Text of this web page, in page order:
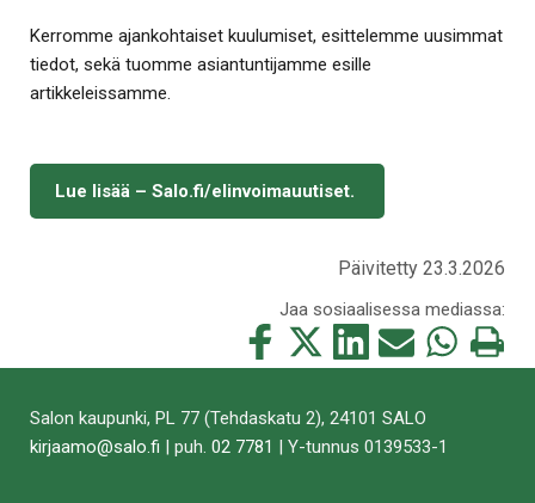
Kerromme ajankohtaiset kuulumiset, esittelemme uusimmat
tiedot, sekä tuomme asiantuntijamme esille
artikkeleissamme.
Lue lisää – Salo.fi/elinvoimauutiset.
Päivitetty 23.3.2026
Jaa sosiaalisessa mediassa:
Jaa
tämä
Jaa
tämä
Jaa
tämä
Jaa
tämä
Jaa
tämä
Tulosta
tämä
Salon kaupunki, PL 77 (Tehdaskatu 2), 24101 SALO
kirjaamo@salo.fi | puh. 02 7781 | Y-tunnus 0139533-1